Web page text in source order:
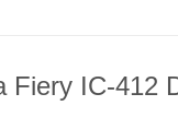
Fiery IC-412